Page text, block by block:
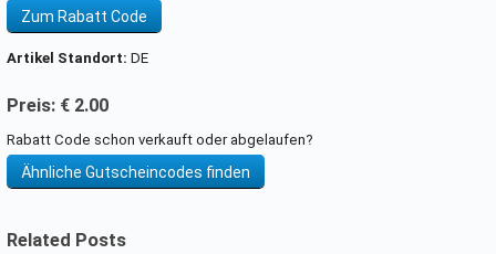
Zum Rabatt Code
Artikel Standort: DE
Preis: € 2.00
Rabatt Code schon verkauft oder abgelaufen?
Ähnliche Gutscheincodes finden
Related Posts